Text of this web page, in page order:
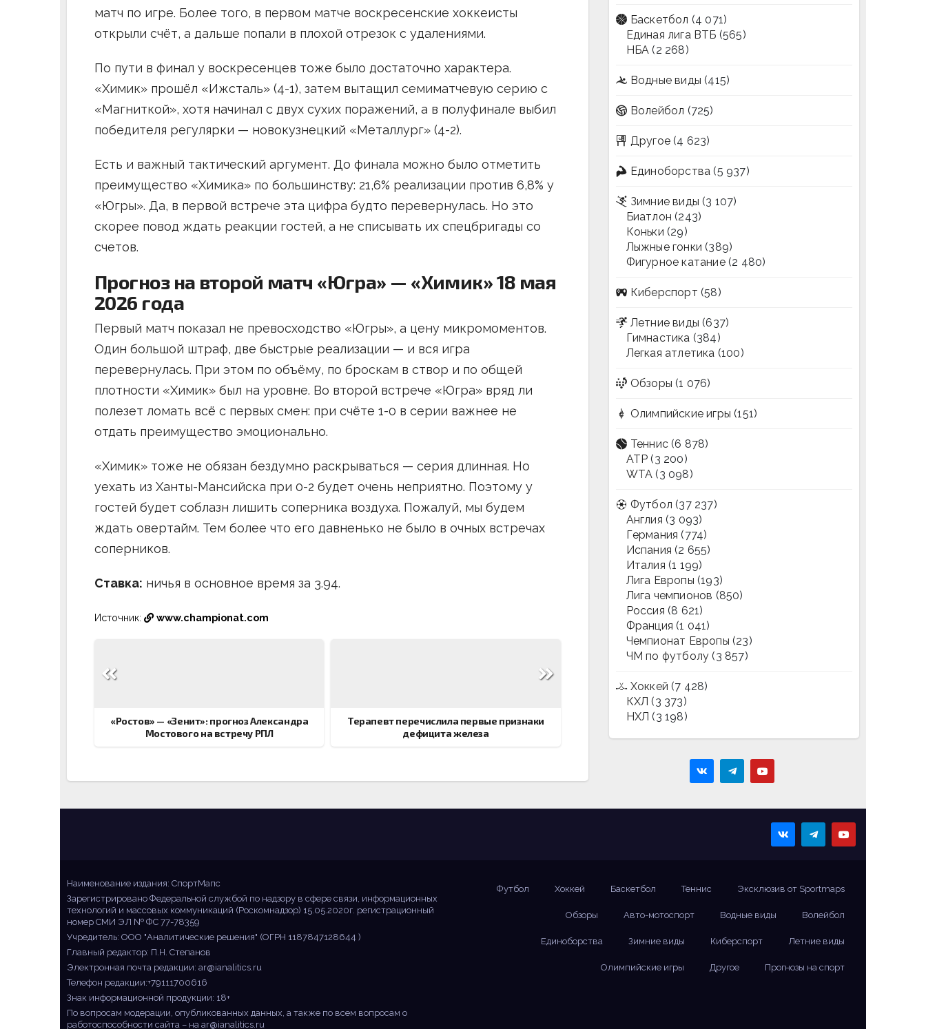
матч по игре. Более того, в первом матче воскресенские хоккеисты
открыли счёт, а дальше попали в плохой отрезок с удалениями.
По пути в финал у воскресенцев тоже было достаточно характера.
«Химик» прошёл «Ижсталь» (4-1), затем вытащил семиматчевую серию с
«Магниткой», хотя начинал с двух сухих поражений, а в полуфинале выбил
победителя регулярки — новокузнецкий «Металлург» (4-2).
Есть и важный тактический аргумент. До финала можно было отметить
преимущество «Химика» по большинству: 21,6% реализации против 6,8% у
«Югры». Да, в первой встрече эта цифра будто перевернулась. Но это
скорее повод ждать реакции гостей, а не списывать их спецбригады со
счетов.
Прогноз на второй матч «Югра» — «Химик» 18 мая
2026 года
Первый матч показал не превосходство «Югры», а цену микромоментов.
Один большой штраф, две быстрые реализации — и вся игра
перевернулась. При этом по объёму, по броскам в створ и по общей
плотности «Химик» был на уровне. Во второй встрече «Югра» вряд ли
полезет ломать всё с первых смен: при счёте 1-0 в серии важнее не
отдать преимущество эмоционально.
«Химик» тоже не обязан бездумно раскрываться — серия длинная. Но
уехать из Ханты-Мансийска при 0-2 будет очень неприятно. Поэтому у
гостей будет соблазн лишить соперника воздуха. Пожалуй, мы будем
ждать овертайм. Тем более что его давненько не было в очных встречах
соперников.
Ставка: ничья в основное время за 3.94.
Источник: www.championat.com
по
«Ростов» — «Зенит»: прогноз Александра
Мостового на встречу РПЛ
Терапевт перечислила первые признаки
дефицита железа
Баскетбол (4 071)
Единая лига ВТБ (565)
НБА (2 268)
Водные виды (415)
Волейбол (725)
Другое (4 623)
Единоборства (5 937)
Зимние виды (3 107)
Биатлон (243)
Коньки (29)
Лыжные гонки (389)
Фигурное катание(2 480)
Киберспорт (58)
Летние виды (637)
Гимнастика (384)
Легкая атлетика (100)
Обзоры (1 076)
Олимпийские игры (151)
Теннис (6 878)
ATP (3 200)
WTA (3 098)
Футбол (37 237)
Англия (3 093)
Германия (774)
Испания (2 655)
Италия (1 199)
Лига Европы (193)
Лига чемпионов (850)
Россия (8 621)
Франция (1 041)
Чемпионат Европы (23)
ЧМ по футболу (3 857)
Хоккей (7 428)
КХЛ (3 373)
НХЛ (3 198)
Наименование издания: СпортМапс
Зарегистрировано Федеральной службой по надзору в сфере связи, информационных
технологий и массовых коммуникаций (Роскомнадзор) 15.05.2020г. регистрационный
номер СМИ ЭЛ № ФС 77-78359
Учредитель: ООО "Аналитические решения" (ОГРН 1187847128644 )
Главный редактор: П.Н. Степанов
Электронная почта редакции: ar@ianalitics.ru
Телефон редакции:+79111700616
Знак информационной продукции: 18+
По вопросам модерации, опубликованных данных, а также по всем вопросам о
работоспособности сайта – на ar@ianalitics.ru
Футбол Хоккей Баскетбол Теннис Эксклюзив от Sportmaps
Обзоры Авто-мотоспорт Водные виды Волейбол
Единоборства Зимние виды Киберспорт Летние виды
Олимпийские игры Другое Прогнозы на спорт